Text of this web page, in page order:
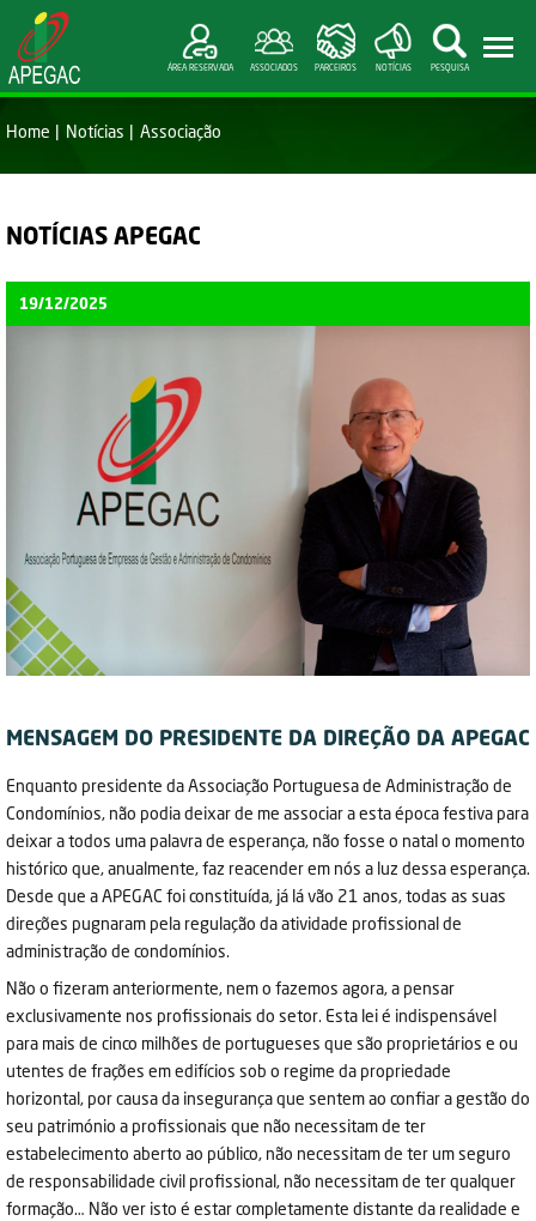
ÁREA RESERVADA ASSOCIADOS PARCEIROS NOTÍCIAS PESQUISA
Home Notícias Associação
NOTÍCIAS APEGAC
19/12/2025
MENSAGEM DO PRESIDENTE DA DIREÇÃO DA APEGAC
Enquanto presidente da Associação Portuguesa de Administração de
Condomínios, não podia deixar de me associar a esta época festiva para
deixar a todos uma palavra de esperança, não fosse o natal o momento
histórico que, anualmente, faz reacender em nós a luz dessa esperança.
Desde que a APEGAC foi constituída, já lá vão 21 anos, todas as suas
direções pugnaram pela regulação da atividade profissional de
administração de condomínios.
Não o fizeram anteriormente, nem o fazemos agora, a pensar
exclusivamente nos profissionais do setor. Esta lei é indispensável
para mais de cinco milhões de portugueses que são proprietários e ou
utentes de frações em edifícios sob o regime da propriedade
horizontal, por causa da insegurança que sentem ao confiar a gestão do
seu património a profissionais que não necessitam de ter
estabelecimento aberto ao público, não necessitam de ter um seguro
de responsabilidade civil profissional, não necessitam de ter qualquer
formação… Não ver isto é estar completamente distante da realidade e